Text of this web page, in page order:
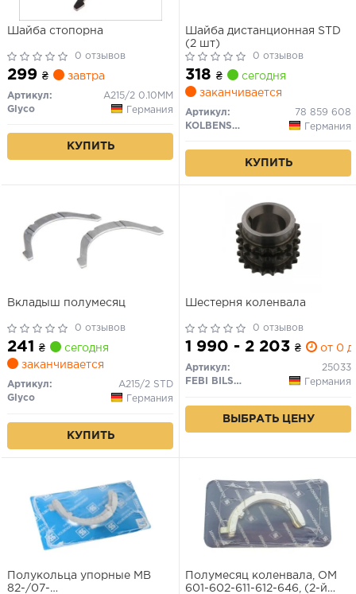
Шайба стопорна
0 отзывов
299 ₴ завтра
Артикул:
A215/2 0.10MM
Glyco
Германия
КУПИТЬ
Шайба дистанционная STD
(2 шт)
0 отзывов
318 ₴
сегодня
заканчивается
Артикул:
78 859 608
KOLBENSCHMIDT
Германия
КУПИТЬ
Вкладыш полумесяц
0 отзывов
241 ₴
сегодня
заканчивается
Артикул:
A215/2 STD
Glyco
Германия
КУПИТЬ
Шестерня коленвала
0 отзывов
1 990 - 2 203 ₴ от 0
Артикул:
25033
FEBI BILSTEIN
Германия
ВЫБРАТЬ ЦЕНУ
Полукольца упорные MB
82-/07-
Полумесяц коленвала, OM
601-602-611-612-646, (2-й